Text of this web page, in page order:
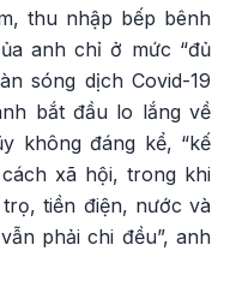
thu nhập bếp bênh
anh chỉ ở mức “đủ
sóng dịch Covid-19
bắt đầu lo lắng về
không đáng kể, “kế
xã hội, trong khi
tiền điện, nước và
phải chi đều”, anh